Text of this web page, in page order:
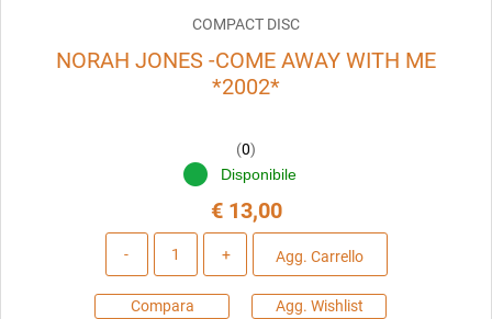
COMPACT DISC
NORAH JONES -COME AWAY WITH ME
*2002*
(0)
Disponibile
€ 13,00
Agg. Carrello
Compara Agg. Wishlist